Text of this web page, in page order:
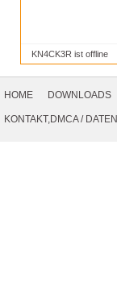
KN4CK3R ist offline
Navigation
HOME DOWNLOADS
KONTAKT,DMCA/